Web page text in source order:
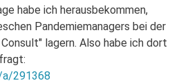
habe ich herausbekommen,
Pandemiemanagers bei der
lagern. Also habe ich dort
291368